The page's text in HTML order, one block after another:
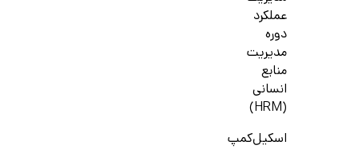
عملکرد
دوره
مدیریت
منابع
انسانی
(HRM)
اسکیل‌کمپ